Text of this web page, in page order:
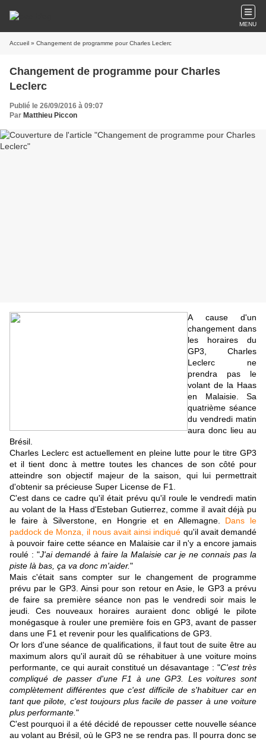
MENU
Accueil » Changement de programme pour Charles Leclerc
Changement de programme pour Charles
Leclerc
Publié le 26/09/2016 à 09:07
Par Matthieu Piccon
A cause d'un
changement dans
les horaires du
GP3, Charles
Leclerc ne
prendra pas le
volant de la Haas
en Malaisie. Sa
quatrième séance
du vendredi matin
aura donc lieu au
Brésil.
Charles Leclerc est actuellement en pleine lutte pour le titre GP3
et il tient donc à mettre toutes les chances de son côté pour
atteindre son objectif majeur de la saison, qui lui permettrait
d'obtenir sa précieuse Super License de F1.
C'est dans ce cadre qu'il était prévu qu'il roule le vendredi matin
au volant de la Hass d'Esteban Gutierrez, comme il avait déjà pu
le faire à Silverstone, en Hongrie et en Allemagne. Dans le
paddock de Monza, il nous avait ainsi indiqué qu'il avait demandé
à pouvoir faire cette séance en Malaisie car il n'y a encore jamais
roulé : "J'ai demandé à faire la Malaisie car je ne connais pas la
piste là bas, ça va donc m'aider."
Mais c'était sans compter sur le changement de programme
prévu par le GP3. Ainsi pour son retour en Asie, le GP3 a prévu
de faire sa première séance non pas le vendredi soir mais le
jeudi. Ces nouveaux horaires auraient donc obligé le pilote
monégasque à rouler une première fois en GP3, avant de passer
dans une F1 et revenir pour les qualifications de GP3.
Or lors d'une séance de qualifications, il faut tout de suite être au
maximum alors qu'il aurait dû se réhabituer à une voiture moins
performante, ce qui aurait constitué un désavantage : "C'est très
compliqué de passer d'une F1 à une GP3. Les voitures sont
complètement différentes que c'est difficile de s'habituer car en
tant que pilote, c'est toujours plus facile de passer à une voiture
plus performante. "
C'est pourquoi il a été décidé de repousser cette nouvelle séance
au volant au Brésil, où le GP3 ne se rendra pas. Il pourra donc se